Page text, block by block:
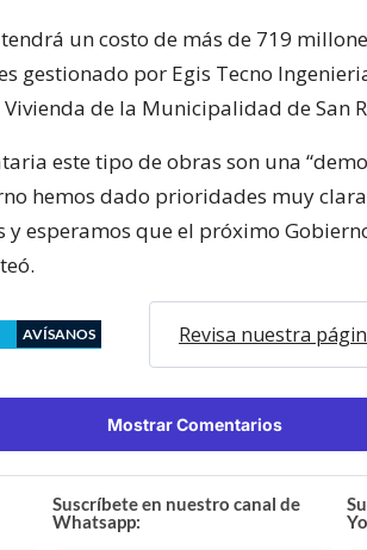
un costo de más de 719
gestionado por Egis Tecno
de la Municipalidad de San
este tipo de obras son una
hemos dado prioridades muy
y esperamos que el próximo
AVÍSANOS Revisa nuestra
Mostrar Comentarios
Suscríbete en nuestro canal de
Whatsapp: